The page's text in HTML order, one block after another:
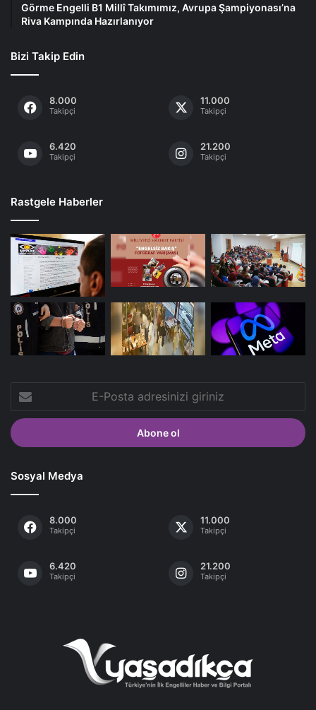
Görme Engelli B1 Millî Takımımız, Avrupa Şampiyonası’na
Riva Kampında Hazırlanıyor
Bizi Takip Edin
8.000
Takipçi
11.000
Takipçi
6.420
Takipçi
21.200
Takipçi
Rastgele Haberler
E-
Posta
adresinizi
giriniz
Sosyal Medya
8.000
Takipçi
11.000
Takipçi
6.420
Takipçi
21.200
Takipçi